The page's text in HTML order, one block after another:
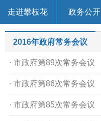
走进攀枝花 政务公开
2016年政府常务会议
· 市政府第89次常务会议
· 市政府第86次常务会议
· 市政府第85次常务会议